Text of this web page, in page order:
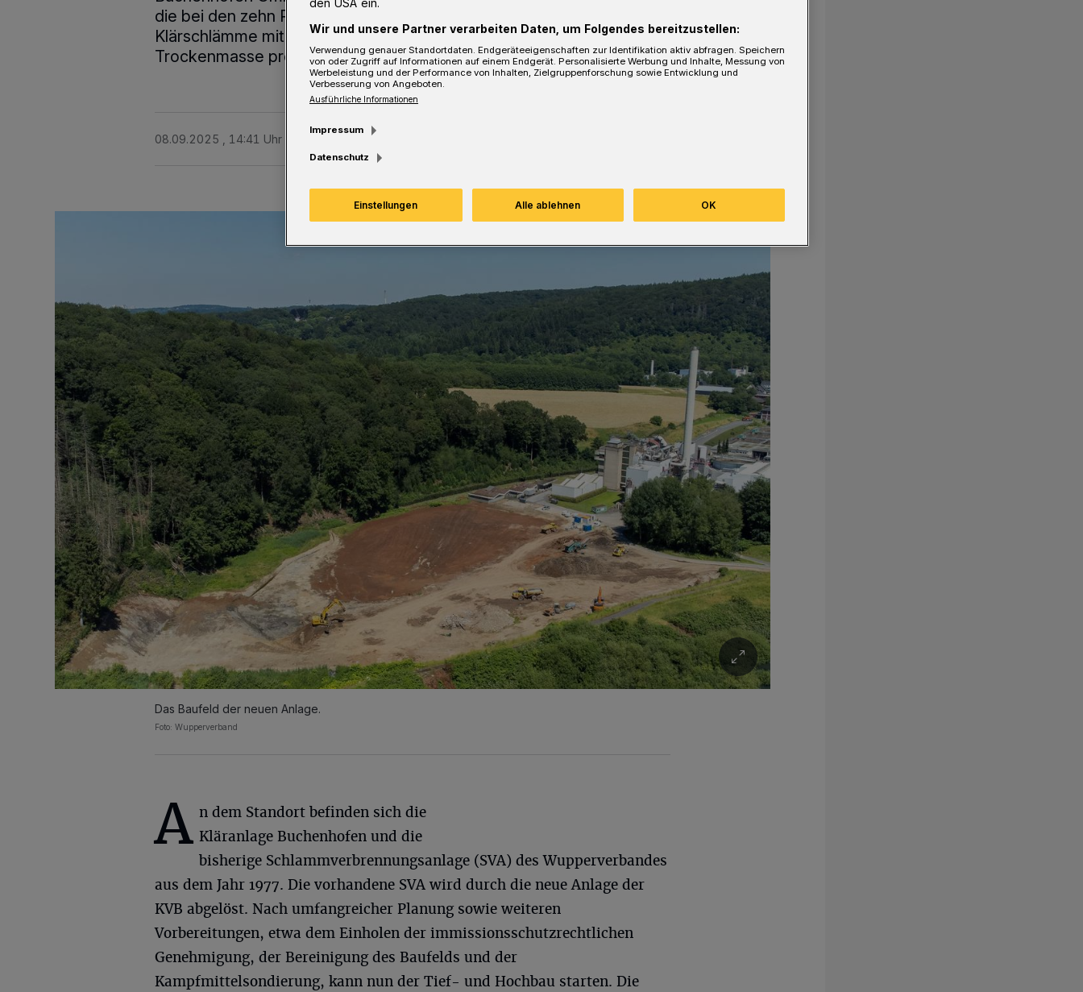
die bei den zehn Partnern aus Nordrhein-Westfalen anfallenden
Klärschlämme mit einer Gesamtmenge von 47.000 Tonnen
Trockenmasse pro Jahr thermisch verwerten.
08.09.2025 , 14:41 Uhr 2 Minuten Lesezeit
Das Baufeld der neuen Anlage.
Foto: Wupperverband
A n dem Standort befinden sich die
Kläranlage Buchenhofen und die
bisherige Schlammverbrennungsanlage (SVA) des Wupperverbandes
aus dem Jahr 1977. Die vorhandene SVA wird durch die neue Anlage der
KVB abgelöst. Nach umfangreicher Planung sowie weiteren
Vorbereitungen, etwa dem Einholen der immissionsschutzrechtlichen
Genehmigung, der Bereinigung des Baufelds und der
Kampfmittelsondierung, kann nun der Tief- und Hochbau starten. Die
den USA ein.
Wir und unsere Partner verarbeiten Daten, um Folgendes bereitzustellen:
Verwendung genauer Standortdaten. Endgeräteeigenschaften zur Identifikation aktiv abfragen. Speichern
von oder Zugriff auf Informationen auf einem Endgerät. Personalisierte Werbung und Inhalte, Messung von
Werbeleistung und der Performance von Inhalten, Zielgruppenforschung sowie Entwicklung und
Verbesserung von Angeboten.
Ausführliche Informationen
Impressum
Datenschutz
Einstellungen Alle ablehnen OK